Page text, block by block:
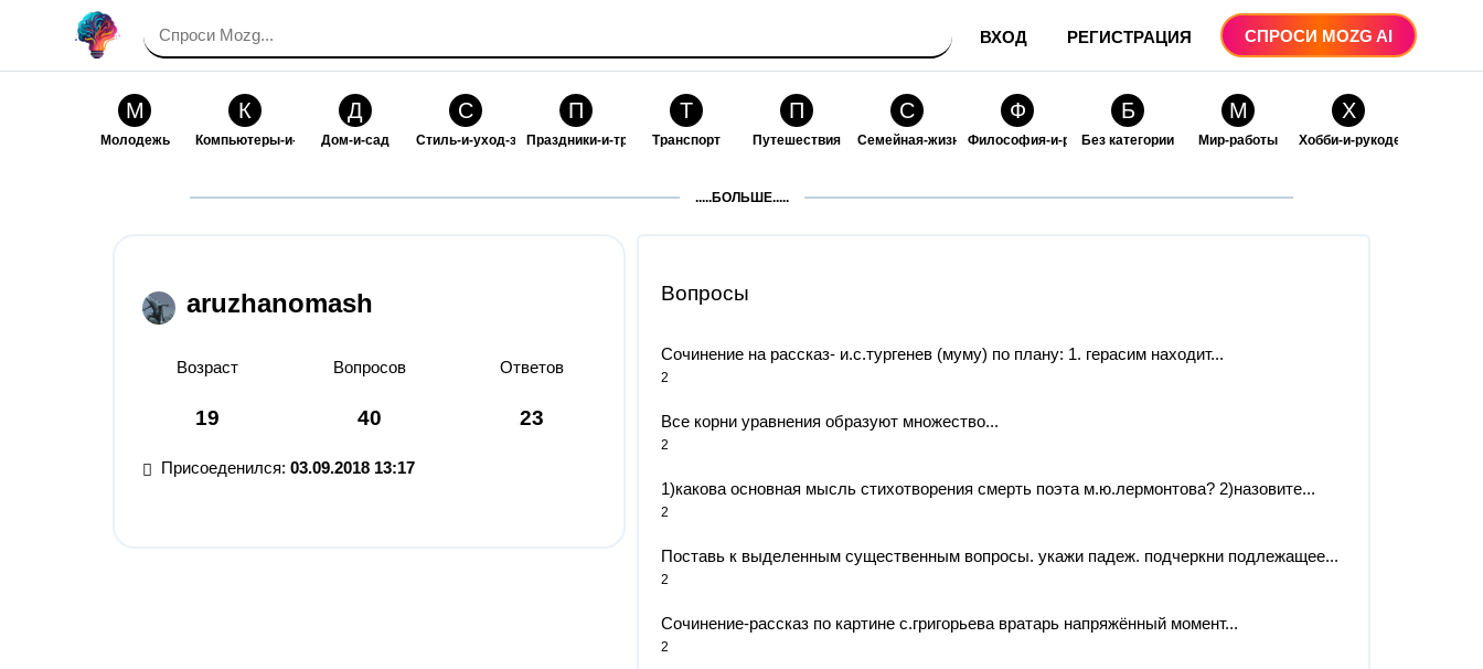
ВХОД РЕГИСТРАЦИЯ СПРОСИ MOZG AI
М
Молодежь
К
Компьютеры-и-электроника
Д
Дом-и-сад
С
Стиль-и-уход-за-собой
П
Праздники-и-традиции
Т
Транспорт
П
Путешествия
С
Семейная-жизнь
Ф
Философия-и-религия
Б
Без категории
М
Мир-работы
Х
Хобби-и-рукоделие
.....БОЛЬШЕ.....
aruzhanomash
Возраст Вопросов Ответов
19 40 23
Присоеденился: 03.09.2018 13:17
Вопросы
Сочинение на рассказ- и.с.тургенев (муму) по плану: 1. герасим находит...
2
Все корни уравнения образуют множество...
2
1)какова основная мысль стихотворения смерть поэта м.ю.лермонтова? 2)назовите...
2
Поставь к выделенным существенным вопросы. укажи падеж. подчеркни подлежащее...
2
Сочинение-рассказ по картине с.григорьева вратарь напряжённый момент...
2